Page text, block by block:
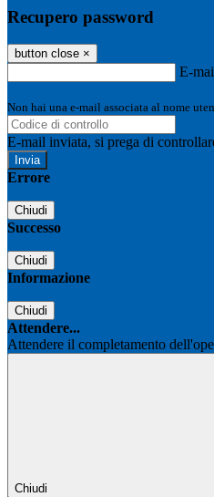
Recupero password
button close ×
E-
Non hai una e-mail associata al nome
E-mail inviata, si prega di
Errore
Chiudi
Successo
Chiudi
Informazione
Chiudi
Attendere...
Attendere il completamento
Chiudi